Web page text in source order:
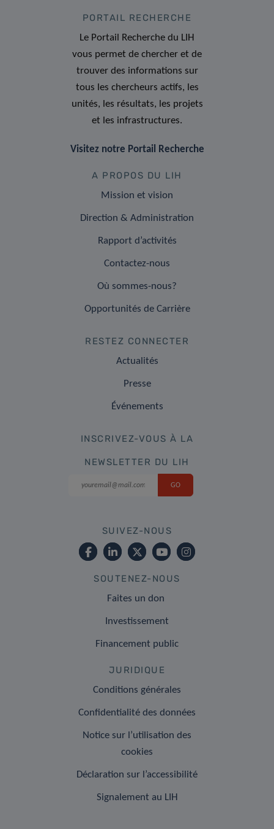
PORTAIL RECHERCHE
Le Portail Recherche du LIH
vous permet de chercher et de
trouver des informations sur
tous les chercheurs actifs, les
unités, les résultats, les projets
et les infrastructures.
Visitez notre Portail Recherche
A PROPOS DU LIH
Mission et vision
Direction & Administration
Rapport d’activités
Contactez-nous
Où sommes-nous?
Opportunités de Carrière
RESTEZ CONNECTER
Actualités
Presse
Événements
INSCRIVEZ-VOUS À LA
NEWSLETTER DU LIH
SUIVEZ-NOUS
SOUTENEZ-NOUS
Faites un don
Investissement
Financement public
JURIDIQUE
Conditions générales
Confidentialité des données
Notice sur l’utilisation des
cookies
Déclaration sur l’accessibilité
Signalement au LIH